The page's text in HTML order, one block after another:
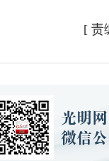
[ 责